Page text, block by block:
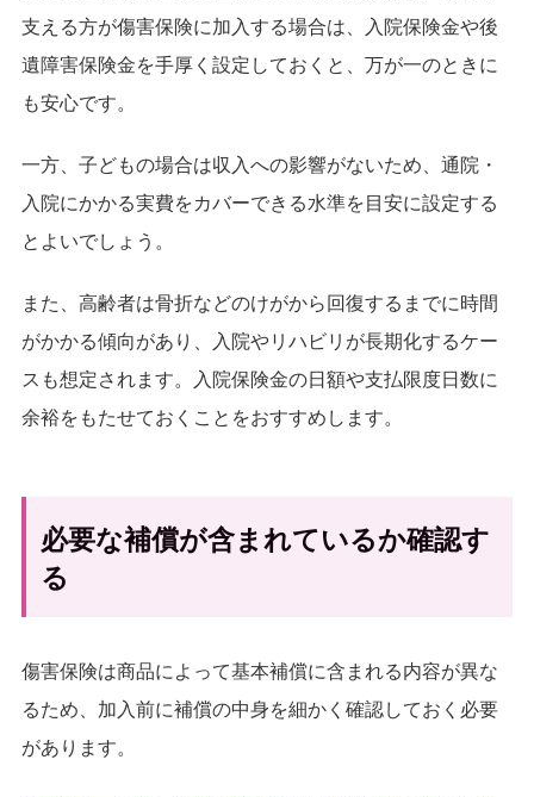
支える方が傷害保険に加入する場合は、入院保険金や後
遺障害保険金を手厚く設定しておくと、万が一のときに
も安心です。
一方、子どもの場合は収入への影響がないため、通院・
入院にかかる実費をカバーできる水準を目安に設定する
とよいでしょう。
また、高齢者は骨折などのけがから回復するまでに時間
がかかる傾向があり、入院やリハビリが長期化するケー
スも想定されます。入院保険金の日額や支払限度日数に
余裕をもたせておくことをおすすめします。
必要な補償が含まれているか確認す
る
傷害保険は商品によって基本補償に含まれる内容が異な
るため、加入前に補償の中身を細かく確認しておく必要
があります。